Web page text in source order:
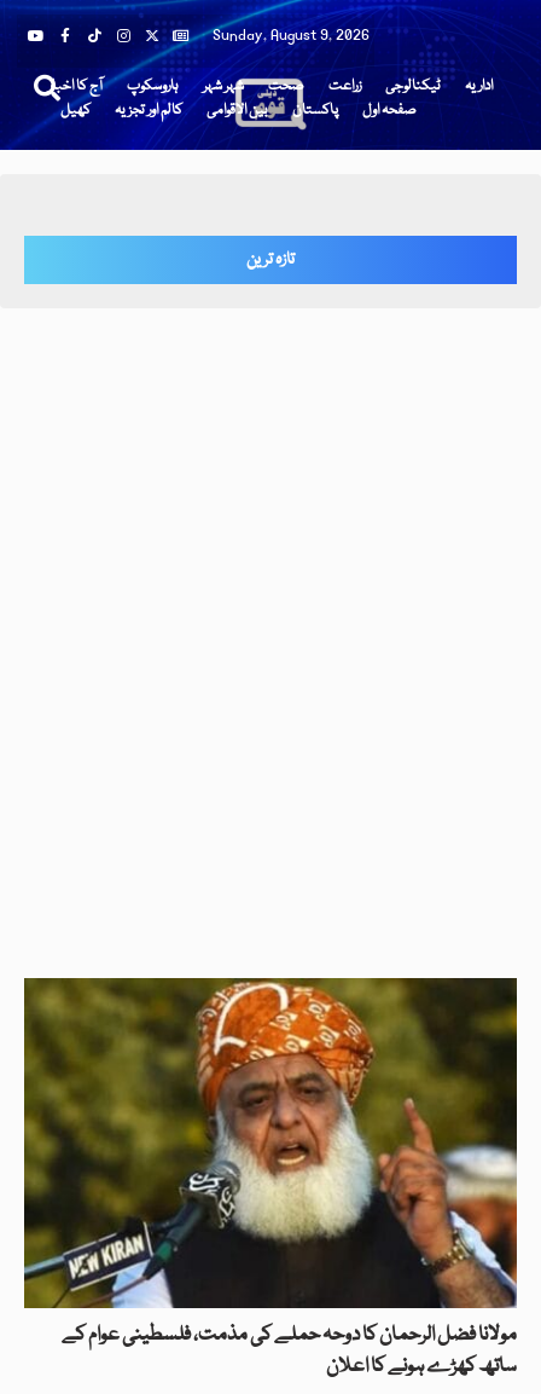
Sunday, August 9, 2026
آج کا اخبار ہاروسکوپ شہر شہر صحت زراعت ٹیکنالوجی
اداریہ
کھیل
کالم اور تجزیہ بین الاقوامی پاکستان صفحہ اول
تازہ ترین
مولانا فضل الرحمان کا دوحہ حملے کی مذمت، فلسطینی عوام کے
ساتھ کھڑے ہونے کا اعلان